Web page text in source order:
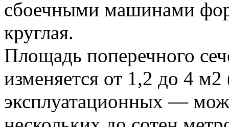
сбоечными машинами
круглая.
Площадь поперечного
изменяется от 1,2 до 4
эксплуатационных —